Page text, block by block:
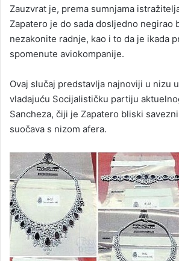
Zauzvrat je, prema sumnjama
Zapatero je do sada dosljedno negirao
nezakonite radnje, kao i to da je ikada
spomenute aviokompanije.
Ovaj slučaj predstavlja najnoviji u nizu
vladajuću Socijalističku partiju
Sancheza, čiji je Zapatero bliski
suočava s nizom afera.